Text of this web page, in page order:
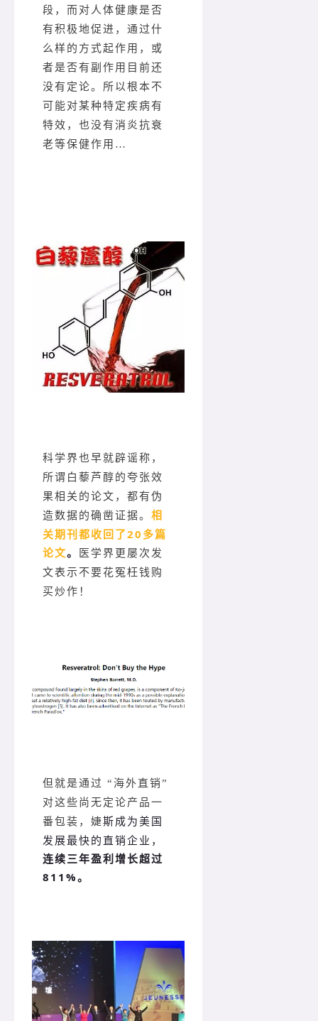
段，而对人体健康是否
有积极地促进，通过什
么样的方式起作用，或
者是否有副作用目前还
没有定论。所以根本不
可能对某种特定疾病有
特效，也没有消炎抗衰
老等保健作用…
科学界也早就辟谣称，
所谓白藜芦醇的夸张效
果相关的论文，都有伪
造数据的确凿证据。 相
关期刊都收回了20多篇
论文。
医学界更屡次发
文表示不要花冤枉钱购
买炒作！
但就是通过 “海外直销”
对这些尚无定论产品一
番包装，婕斯成为美国
发展最快的直销企业，
连续三年盈利增长超过
811%。